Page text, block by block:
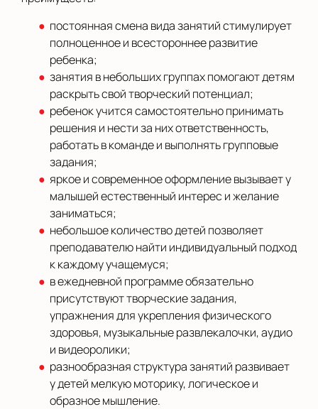
постоянная смена вида занятий стимулирует
полноценное и всестороннее развитие
ребенка;
занятия в небольших группах помогают детям
раскрыть свой творческий потенциал;
ребенок учится самостоятельно принимать
решения и нести за них ответственность,
работать в команде и выполнять групповые
задания;
яркое и современное оформление вызывает у
малышей естественный интерес и желание
заниматься;
небольшое количество детей позволяет
преподавателю найти индивидуальный подход
к каждому учащемуся;
в ежедневной программе обязательно
присутствуют творческие задания,
упражнения для укрепления физического
здоровья, музыкальные развлекалочки, аудио
и видеоролики;
разнообразная структура занятий развивает
у детей мелкую моторику, логическое и
образное мышление.